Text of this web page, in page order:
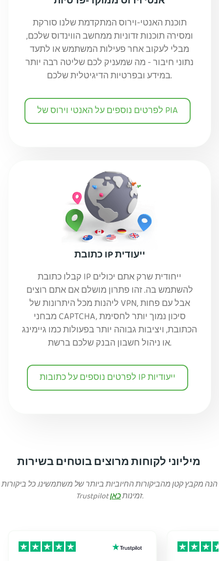
תוכנת האנטי-וירוס המתקדמת שלנו סורקת
ומסירה תוכנות זדוניות ממחשב הווינדוס שלכם,
מבלי לעקוב אחר פעילות המשתמש או לתעד
נתוני חיבור - מה שמעניק לכם שליטה רבה יותר
במידע ובפרטיות הדיגיטלית שלכם.
לפרטים נוספים על האנטי וירוס של PIA
כתובת IP ייעודית
קבלו כתובת IP ייחודית שרק אתם יכולים
להשתמש בה. זהו פתרון מושלם אם אתם רוצים
ליהנות מכל היתרונות של VPN, אבל עם פחות
מבחני CAPTCHA, סיכון נמוך יותר לחסימת
הכתובת, ויציבות גבוהה יותר בפעולות כמו גיימינג
או ניהול חשבון הבנק שלכם ברשת.
לפרטים נוספים על כתובות IP ייעודיות
הנה מקבץ קטן מהביקורות החיוביות ביותר של משתמשינו. כל ביקורות
Trustpilot זמינותכאן .